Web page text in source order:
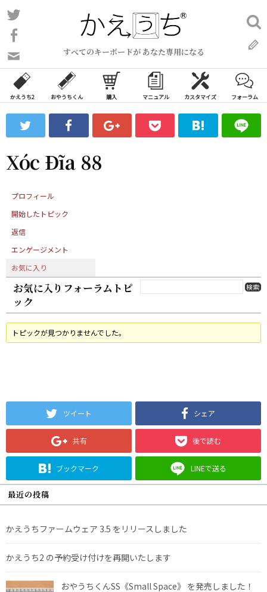
コ
ン
ン
ツ
ス
ッ
プ
すべてのキーボードが あなた専用になる
い
合
わ
フ
ォ
ー
ム
検
索:
かえうち2 おやうちくん 購入 マニュアル カスタマイズ フォーラム
Xóc Đĩa 88
プロフィール
開始したトピック
返信
エンゲージメント
お気に入り
お気に入りフォーラムトピ
ック
トピックが見つかりませんでした。
ツイート シェア
共有 後で読む
ブックマーク LINEで送る
最近の投稿
かえうちファームウェア 3.5 をリリースしました
かえうち2 の予約受け付けを再開いたします
おやうちくんSS《Small Space》 を発売しました！